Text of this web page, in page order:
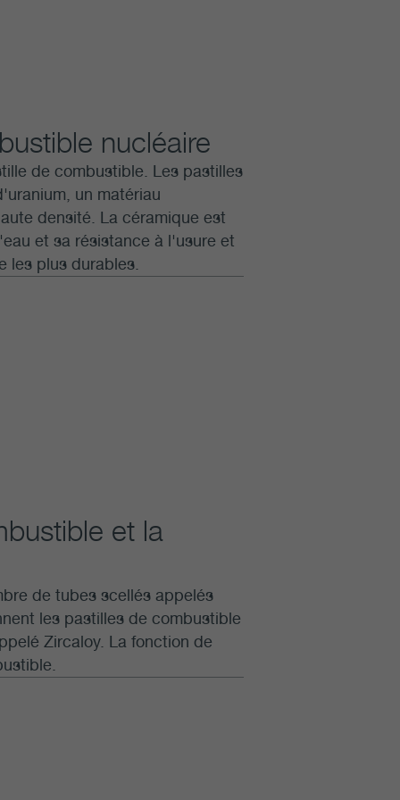
nucléaire
de combustible. Les pastilles
un matériau
densité. La céramique est
et sa résistance à l'usure et
les plus durables.
et la
de tubes scellés appelés
les pastilles de combustible
Zircaloy. La fonction de